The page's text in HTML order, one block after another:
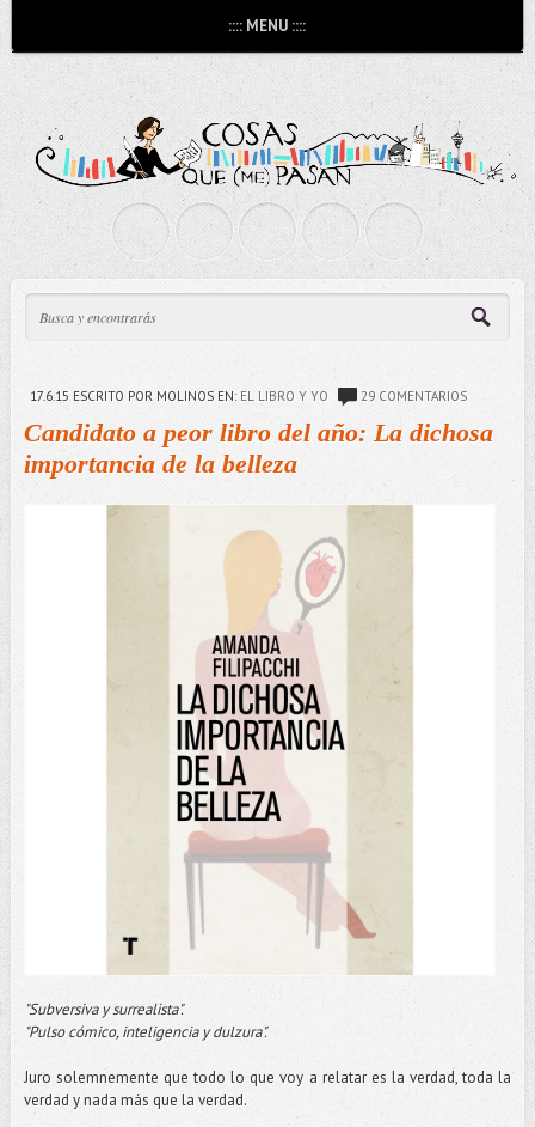
:::: MENU ::::
17.6.15 ESCRITO POR MOLINOS EN: EL LIBRO Y YO 29 COMENTARIOS
Candidato a peor libro del año: La dichosa
importancia de la belleza
"Subversiva y surrealista".
"Pulso cómico, inteligencia y dulzura".
Juro solemnemente que todo lo que voy a relatar es la verdad, toda la
verdad y nada más que la verdad.